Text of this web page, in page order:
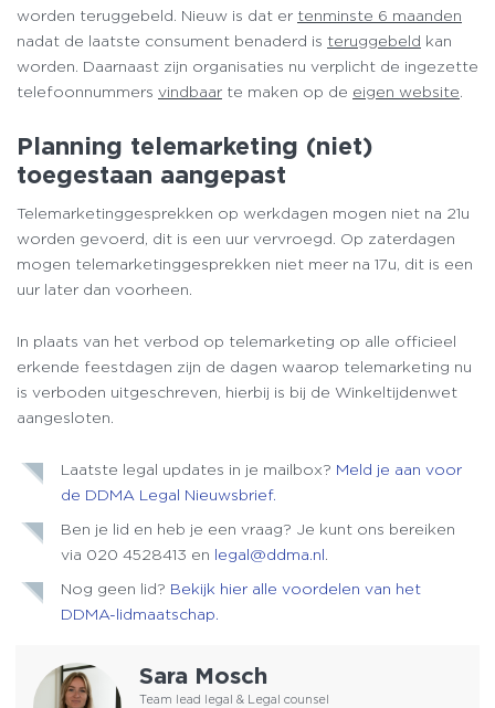
worden teruggebeld. Nieuw is dat er tenminste 6 maanden
nadat de laatste consument benaderd is teruggebeld kan
worden. Daarnaast zijn organisaties nu verplicht de ingezette
telefoonnummers vindbaar te maken op de eigen website
Planning telemarketing (niet)
toegestaan aangepast
Telemarketinggesprekken op werkdagen mogen niet na 21u
worden gevoerd, dit is een uur vervroegd. Op zaterdagen
mogen telemarketinggesprekken niet meer na 17u, dit is een
uur later dan voorheen.
In plaats van het verbod op telemarketing op alle officieel
erkende feestdagen zijn de dagen waarop telemarketing nu
is verboden uitgeschreven, hierbij is bij de Winkeltijdenwet
aangesloten.
Laatste legal updates in je mailbox? Meld je aan voor
de DDMA Legal Nieuwsbrief.
Ben je lid en heb je een vraag? Je kunt ons bereiken
via 020 4528413 en legal@ddma.nl
Nog geen lid? Bekijk hier alle voordelen van het
DDMA-lidmaatschap.
Sara Mosch
Team lead legal & Legal counsel